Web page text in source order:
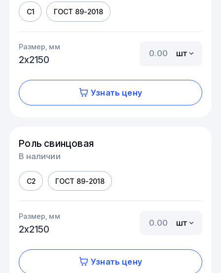
С1 ГОСТ 89-2018
Размер, мм
2х2150
шт
Узнать цену
Роль свинцовая
В наличии
С2 ГОСТ 89-2018
Размер, мм
2х2150
шт
Узнать цену